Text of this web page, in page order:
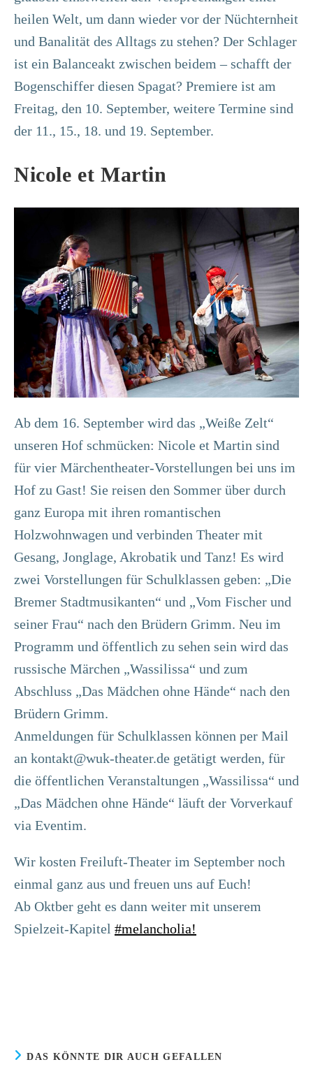
heilen Welt, um dann wieder vor der Nüchternheit
und Banalität des Alltags zu stehen? Der Schlager
ist ein Balanceakt zwischen beidem – schafft der
Bogenschiffer diesen Spagat? Premiere ist am
Freitag, den 10. September, weitere Termine sind
der 11., 15., 18. und 19. September.
Nicole et Martin
Ab dem 16. September wird das „Weiße Zelt“
unseren Hof schmücken: Nicole et Martin sind
für vier Märchentheater-Vorstellungen bei uns im
Hof zu Gast! Sie reisen den Sommer über durch
ganz Europa mit ihren romantischen
Holzwohnwagen und verbinden Theater mit
Gesang, Jonglage, Akrobatik und Tanz! Es wird
zwei Vorstellungen für Schulklassen geben: „Die
Bremer Stadtmusikanten“ und „Vom Fischer und
seiner Frau“ nach den Brüdern Grimm. Neu im
Programm und öffentlich zu sehen sein wird das
russische Märchen „Wassilissa“ und zum
Abschluss „Das Mädchen ohne Hände“ nach den
Brüdern Grimm.
Anmeldungen für Schulklassen können per Mail
an kontakt@wuk-theater.de getätigt werden, für
die öffentlichen Veranstaltungen „Wassilissa“ und
„Das Mädchen ohne Hände“ läuft der Vorverkauf
via Eventim.
Wir kosten Freiluft-Theater im September noch
einmal ganz aus und freuen uns auf Euch!
Ab Oktber geht es dann weiter mit unserem
Spielzeit-Kapitel #melancholia!
DAS KÖNNTE DIR AUCH GEFALLEN